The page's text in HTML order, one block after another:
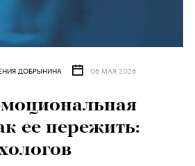
ДОБРЫНИНА 06 МАЯ 2026
ее пережить: